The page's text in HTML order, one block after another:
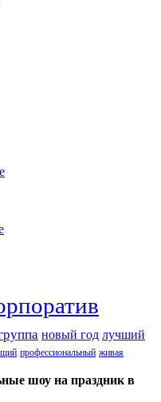
новый год лучший
профессиональный живая
шоу на праздник в